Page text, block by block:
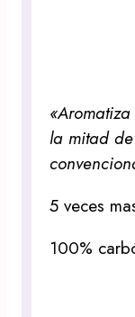
la mitad
5 veces
100%